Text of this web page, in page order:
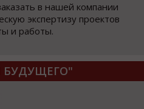
в нашей компании
экспертизу проектов
и работы.